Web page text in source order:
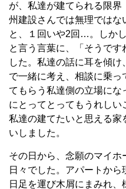
が、私達が建てられる限
州建設さんでは無理ではな
と、１回いや2回…。しか
と言う言葉に、「そうで
した。私達の話に耳を傾
で一緒に考え、相談に乗っ
てもらう私達側の立場にな
にとってとってもうれし
私達の建てたいと思える
いしました。
その日から、念願のマイ
日々でした。アパートか
日足を運び木屑にまみれ